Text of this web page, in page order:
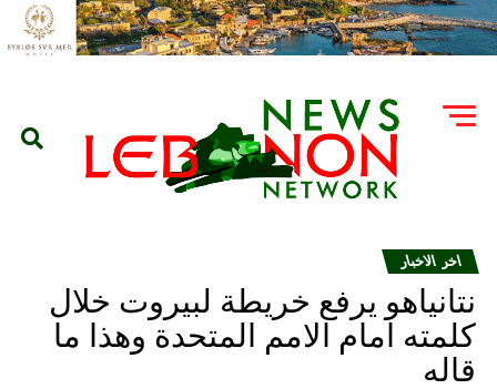
اخر الاخبار
نتانياهو يرفع خريطة لبيروت خلال
كلمته امام الامم المتحدة وهذا ما
قاله